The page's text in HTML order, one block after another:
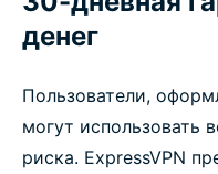
денег
Пользователи,
могут использовать
риска. ExpressVPN